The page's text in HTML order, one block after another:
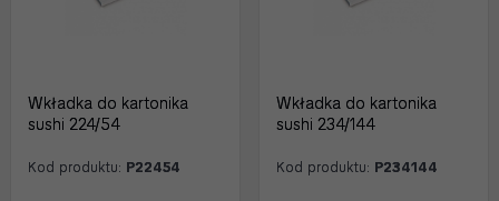
Wkładka do kartonika
sushi 224/54
Kod produktu: P22454
Wkładka do kartonika
sushi 234/144
Kod produktu: P234144